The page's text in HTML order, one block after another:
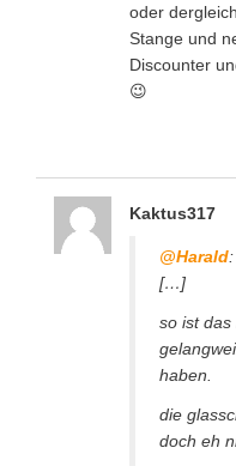
oder
Stange und
Discounter
😉
Kaktus317
@Harald:
[…]
so ist
haben.
die
doch eh